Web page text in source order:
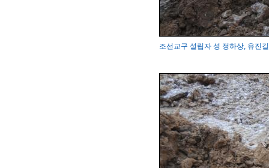
조선교구 설립자 성 정하상, 유진